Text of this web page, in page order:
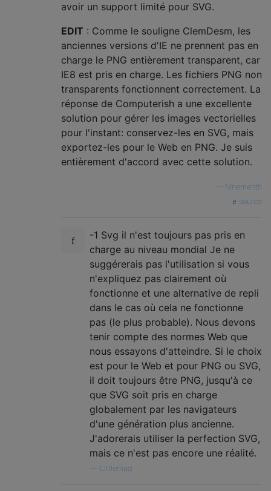
avoir un support limité pour SVG.
EDIT : Comme le souligne ClemDesm, les
anciennes versions d'IE ne prennent pas en
charge le PNG entièrement transparent, car
IE8 est pris en charge. Les fichiers PNG non
transparents fonctionnent correctement. La
réponse de Computerish a une excellente
solution pour gérer les images vectorielles
pour l'instant: conservez-les en SVG, mais
exportez-les pour le Web en PNG. Je suis
entièrement d'accord avec cette solution.
Mnementh
source
-1 Svg il n'est toujours pas pris en
charge au niveau mondial Je ne
suggérerais pas l'utilisation si vous
n'expliquez pas clairement où
fonctionne et une alternative de repli
dans le cas où cela ne fonctionne
pas (le plus probable). Nous devons
tenir compte des normes Web que
nous essayons d'atteindre. Si le choix
est pour le Web et pour PNG ou SVG,
il doit toujours être PNG, jusqu'à ce
que SVG soit pris en charge
globalement par les navigateurs
d'une génération plus ancienne.
J'adorerais utiliser la perfection SVG,
mais ce n'est pas encore une réalité.
Littlemad